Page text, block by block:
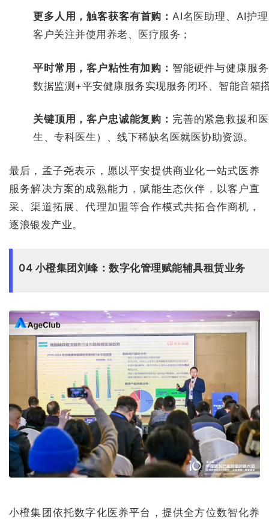
更多人用，触客获客有首购：AI名医助理、AI护
客户关注并使用养老、医疗服务；
平时常用，客户粘性有加购： 智能硬件与健康服
数据监测+平安健康服务实现服务闭环、智能音箱
关键顶用，客户忠诚能复购： 完善的紧急救援和
生、专科医生）、线下稀缺名医就医协助资源。
最后，孟子尧表示，愿以平安提供商业化一站式医养
服务解决方案的成熟能力，赋能生态伙伴，以客户直
采、渠道拓展、代理加盟等合作模式共拓合作商机，
逐浪银发产业。
04 小橙集团刘峰：数字化管理赋能辅具租赁业务
小橙集团依托数字化医养平台，提供全方位数智化养